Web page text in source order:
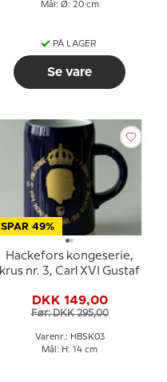
Mål: Ø: 20 cm
PÅ LAGER
Se vare
SPAR 49%
Hackefors kongeserie,
krus nr. 3, Carl XVI Gustaf
DKK 149,00
Før: DKK 295,00
Varenr.: HBSK03
Mål: H: 14 cm